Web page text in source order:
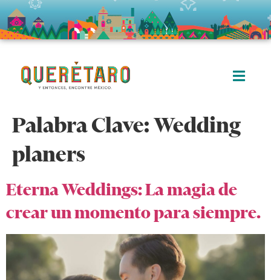
Palabra Clave:Wedding
planers
Eterna Weddings: La magia de
crear un momento para siempre.